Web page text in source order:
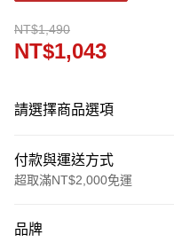
NT$1,490
NT$1,043
請選擇商品選項
付款與運送方式
超取滿NT$2,000免運
信用卡一次付款
品牌